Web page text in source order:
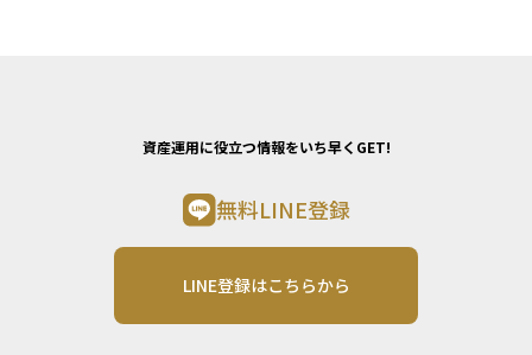
資産運用に役立つ情報をいち早くGET!
無料LINE登録
LINE登録はこちらから